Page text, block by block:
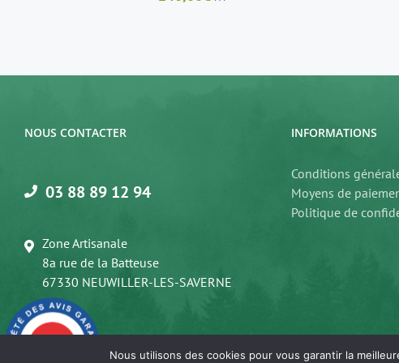
NOUS CONTACTER
03 88 89 12 94
Zone Artisanale
8a rue de la Batteuse
67330 NEUWILLER-LES-SAVERNE
INFORMATIONS
Conditions
Moyens de
Politique de
Nous utilisons des cookies pour vous garantir la
9.8